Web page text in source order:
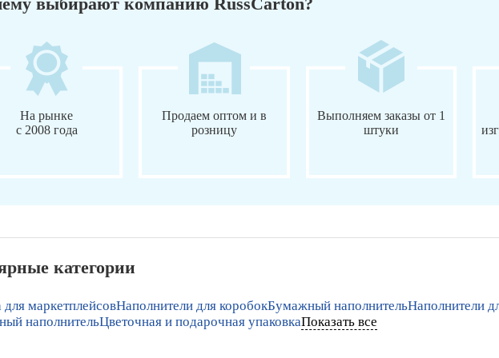
На рынке
с 2008 года
Продаем оптом и в
розницу
Выполняем заказы от 1
штуки
категории
для маркетплейсовНаполнители для коробокБумажный наполнительНаполнители
наполнительЦветочная и подарочная упаковкаПоказать все